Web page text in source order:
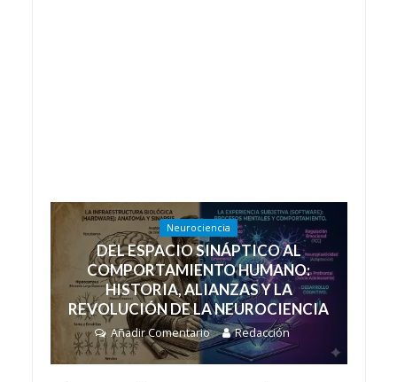
Neurociencia
DEL ESPACIO SINÁPTICO AL
COMPORTAMIENTO HUMANO:
HISTORIA, ALIANZAS Y LA
REVOLUCIÓN DE LA NEUROCIENCIA
Añadir Comentario Redacción